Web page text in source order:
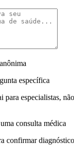
específica
para especialistas,
consulta médica
confirmar